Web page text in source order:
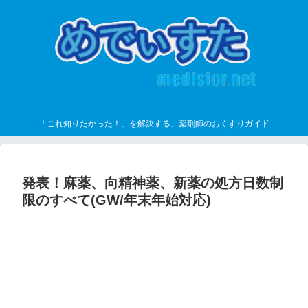
「これ知りたかった！」を解決する、薬剤師のおくすりガイド
発表！麻薬、向精神薬、新薬の処方日数制
限のすべて(GW/年末年始対応)